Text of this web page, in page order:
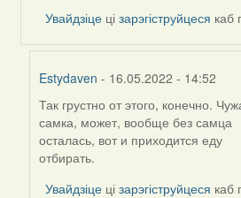
Увайдзіце цізарэгіструйцеся каб
Estydaven - 16.05.2022 - 14:52
In
reply
to
by
Lighty
Так грустно от этого, конечно.
самка, может, вообще без самца
осталась, вот и приходится еду
отбирать.
Увайдзіце цізарэгіструйцеся каб